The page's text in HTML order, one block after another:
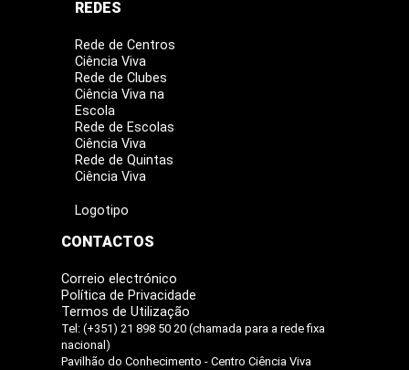
REDES
Rede de Centros
Ciência Viva
Rede de Clubes
Ciência Viva na
Escola
Rede de Escolas
Ciência Viva
Rede de Quintas
Ciência Viva
Logotipo
CONTACTOS
Correio electrónico
Política de Privacidade
Termos de Utilização
Tel: (+351) 21 898 50 20 (chamada para a rede fixa
nacional)
Pavilhão do Conhecimento - Centro Ciência Viva